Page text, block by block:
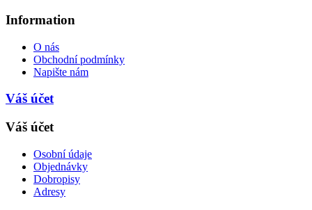
Information
O nás
Obchodní podmínky
Napište nám
Váš účet
Váš účet
Osobní údaje
Objednávky
Dobropisy
Adresy